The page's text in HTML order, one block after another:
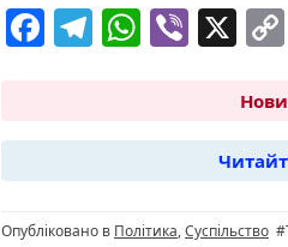
F
e
b
o
T
g
ra
m
W
s
A
p
Vi X
Опубліковано в Політика,Суспільство